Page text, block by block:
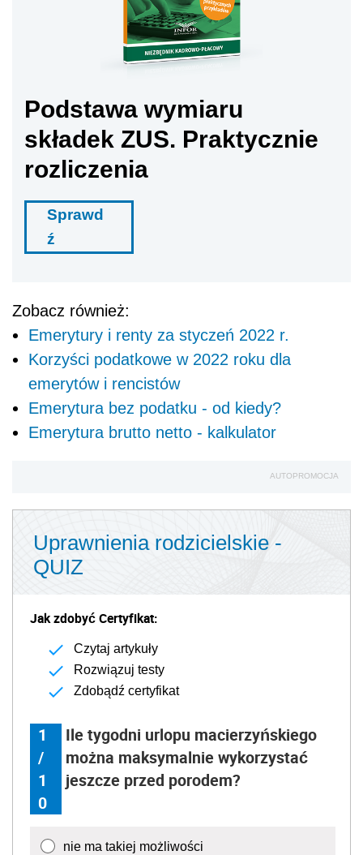
Podstawa wymiaru
składek ZUS. Praktycznie
rozliczenia
Sprawd
ź
Zobacz również:
Emerytury i renty za styczeń 2022 r.
Korzyści podatkowe w 2022 roku dla
emerytów i rencistów
Emerytura bez podatku - od kiedy?
Emerytura brutto netto - kalkulator
AUTOPROMOCJA
Uprawnienia rodzicielskie -
QUIZ
Jak zdobyć Certyfikat:
Czytaj artykuły
Rozwiązuj testy
Zdobądź certyfikat
1
/
1
0
Ile tygodni urlopu macierzyńskiego
można maksymalnie wykorzystać
jeszcze przed porodem?
nie ma takiej możliwości